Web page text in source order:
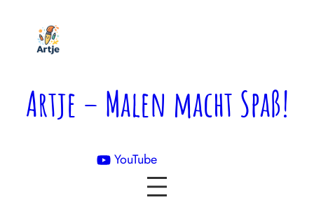
springen
Artje – Malen macht Spaß!
YouTube